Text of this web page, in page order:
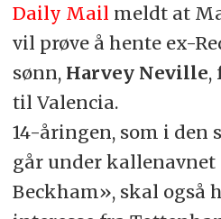
Daily Mail meldt at
vil prøve å hente ex-
sønn, Harvey Neville,
til Valencia.
14-åringen, som i den
går under kallenavnet
Beckham», skal også